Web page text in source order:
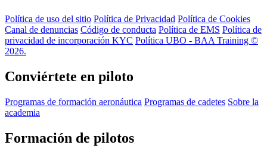
Política de uso del sitio Política de Privacidad Política de Cookies
Canal de denuncias Código de conducta Política de EMS Política de
privacidad de incorporación KYC Política UBO - BAA Training ©
2026.
Conviértete en piloto
Programas de formación aeronáutica Programas de cadetes Sobre la
academia
Formación de pilotos